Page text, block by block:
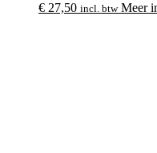
€ 27,50 incl. btw Meer